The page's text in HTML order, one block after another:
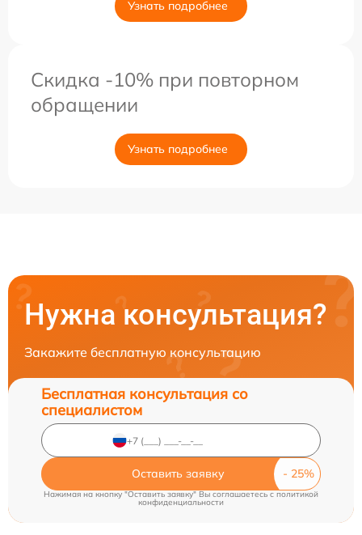
Узнать подробнее
Скидка -10% при повторном
обращении
Узнать подробнее
Нужна консультация?
Закажите бесплатную консультацию
Бесплатная консультация со
специалистом
Оставить заявку
Нажимая на кнопку "Оставить заявку" Вы соглашаетесь cполитикой
конфиденциальности